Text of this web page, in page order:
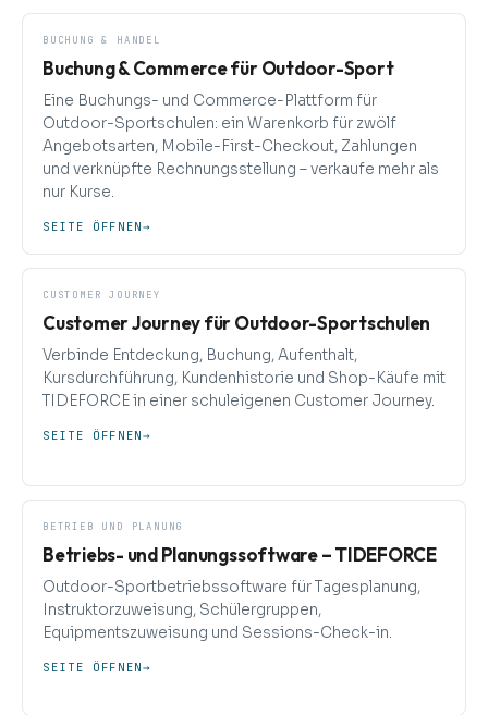
BUCHUNG & HANDEL
Buchung & Commerce für Outdoor-Sport
Eine Buchungs- und Commerce-Plattform für
Outdoor-Sportschulen: ein Warenkorb für zwölf
Angebotsarten, Mobile-First-Checkout, Zahlungen
und verknüpfte Rechnungsstellung – verkaufe mehr als
nur Kurse.
SEITE ÖFFNEN→
CUSTOMER JOURNEY
Customer Journey für Outdoor-Sportschulen
Verbinde Entdeckung, Buchung, Aufenthalt,
Kursdurchführung, Kundenhistorie und Shop-Käufe mit
TIDEFORCE in einer schuleigenen Customer Journey.
SEITE ÖFFNEN→
BETRIEB UND PLANUNG
Betriebs- und Planungssoftware – TIDEFORCE
Outdoor-Sportbetriebssoftware für Tagesplanung,
Instruktorzuweisung, Schülergruppen,
Equipmentszuweisung und Sessions-Check-in.
SEITE ÖFFNEN→